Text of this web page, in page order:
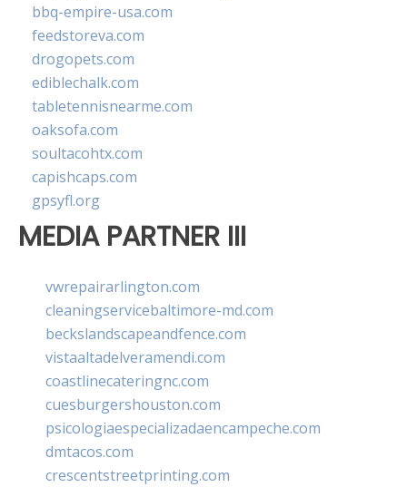
bbq-empire-usa.com
feedstoreva.com
drogopets.com
ediblechalk.com
tabletennisnearme.com
oaksofa.com
soultacohtx.com
capishcaps.com
gpsyfl.org
MEDIA PARTNER III
vwrepairarlington.com
cleaningservicebaltimore-md.com
beckslandscapeandfence.com
vistaaltadelveramendi.com
coastlinecateringnc.com
cuesburgershouston.com
psicologiaespecializadaencampeche.com
dmtacos.com
crescentstreetprinting.com